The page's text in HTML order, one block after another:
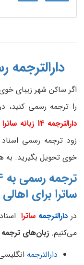
اگر ساکن شهر زیبای
را ترجمه رسمی کنید،
دارالترجمه 14 زبانه ساترا
زود ترجمه رسمی
خوی تحویل بگیرید. به
ساترا برای
در دارالترجمه ساترا
می‌کنیم. زبان‌های
دارالترجمه